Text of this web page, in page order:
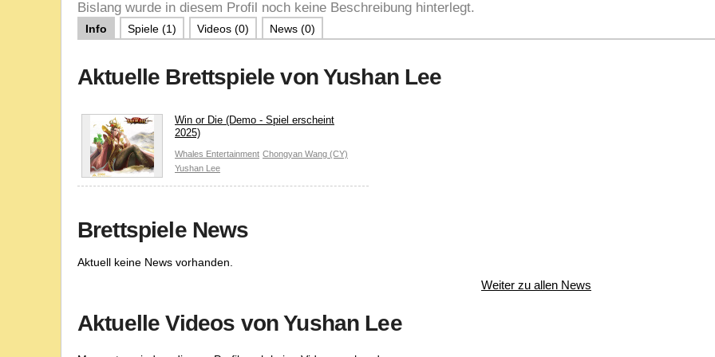
Bislang wurde in diesem Profil noch keine Beschreibung hinterlegt.
Info Spiele (1) Videos (0) News (0)
Aktuelle Brettspiele von Yushan Lee
Win or Die (Demo - Spiel erscheint
2025)
Whales Entertainment Chongyan Wang (CY)
Yushan Lee
Brettspiele News
Aktuell keine News vorhanden.
Weiter zu allen News
Aktuelle Videos von Yushan Lee